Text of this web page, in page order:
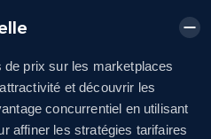
name, Seller rating,
Root category, and
prix sur les marketplaces
et découvrir les
concurrentiel en utilisant
affiner les stratégies tarifaires